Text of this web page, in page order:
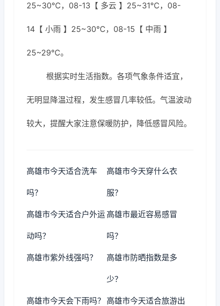
25~30℃，08-13【 多云 】25~31℃，08-
14【 小雨 】25~30℃，08-15【 中雨 】
25~29℃。
根据实时生活指数。各项气象条件适宜，
无明显降温过程，发生感冒几率较低。气温波动
较大，提醒大家注意保暖防护，降低感冒风险。
高雄市今天适合洗车
吗？
高雄市今天穿什么衣
服？
高雄市今天适合户外运
动吗？
高雄市最近容易感冒
吗？
高雄市紫外线强吗？ 高雄市防晒指数是多
少？
高雄市今天会下雨吗？ 高雄市今天适合旅游出